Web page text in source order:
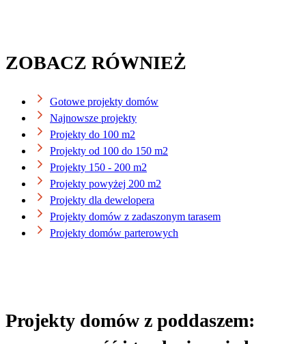
ZOBACZ RÓWNIEŻ
Gotowe projekty domów
Najnowsze projekty
Projekty do 100 m2
Projekty od 100 do 150 m2
Projekty 150 - 200 m2
Projekty powyżej 200 m2
Projekty dla dewelopera
Projekty domów z zadaszonym tarasem
Projekty domów parterowych
Projekty domów z poddaszem: